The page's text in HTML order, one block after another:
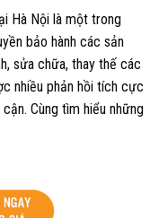
Hà Nội là một trong
bảo hành các sản
sửa chữa, thay thế các
nhiều phản hồi tích cực
Cùng tìm hiểu những